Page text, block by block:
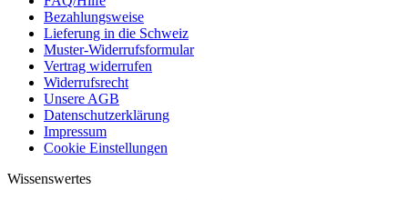
Bezahlungsweise
Lieferung in die Schweiz
Muster-Widerrufsformular
Vertrag widerrufen
Widerrufsrecht
Unsere AGB
Datenschutzerklärung
Impressum
Cookie Einstellungen
Wissenswertes